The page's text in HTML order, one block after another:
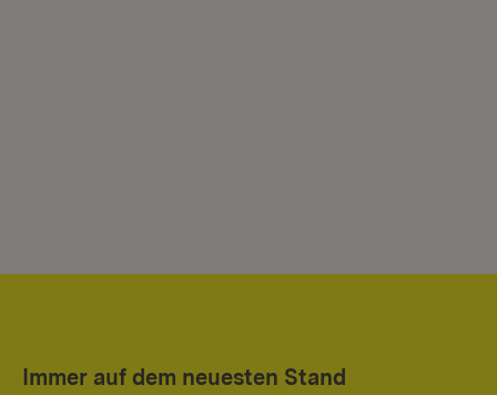
Immer auf dem neuesten Stand